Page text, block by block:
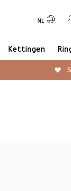
NL
Kettingen